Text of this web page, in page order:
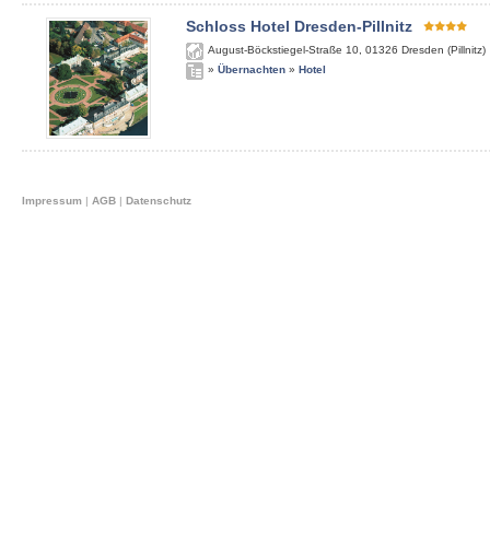
Schloss Hotel Dresden-Pillnitz
August-Böckstiegel-Straße 10 01326 Dresden (Pillnitz)
» Übernachten » Hotel
Impressum | AGB | Datenschutz